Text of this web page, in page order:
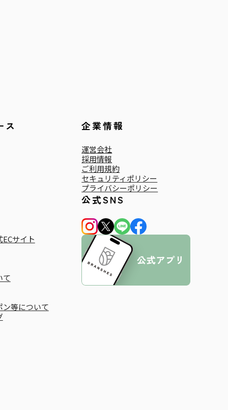
ス
サイト
て
ン等について
企業情報
運営会社
採用情報
ご利用規約
セキュリティポリシー
プライバシーポリシー
公式SNS